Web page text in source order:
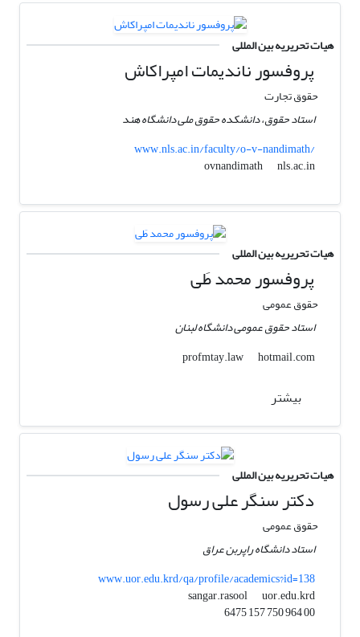
هیات تحریریه بین المللی
پروفسور ناندیمات امپراکاش
حقوق تجارت
استاد حقوق، دانشکده حقوق ملی دانشگاه هند
www.nls.ac.in/faculty/o-v-nandimath/
ovnandimath
nls.ac.in
هیات تحریریه بین المللی
پروفسور محمد طَی
حقوق عمومی
استاد حقوق عمومی دانشگاه لبنان
profmtay.law
hotmail.com
بیشتر
هیات تحریریه بین المللی
دکتر سنگر علی رسول
حقوق عمومی
استاد دانشگاه راپربن عراق
www.uor.edu.krd/qa/profile/academics?id=138
sangar.rasool
uor.edu.krd
00 964 750 157 6475